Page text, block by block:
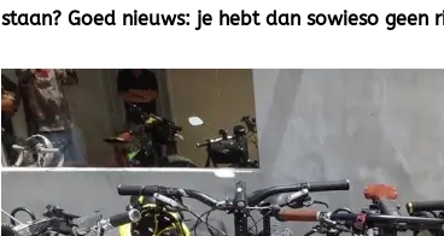
staan? Goed nieuws: je hebt dan sowieso geen